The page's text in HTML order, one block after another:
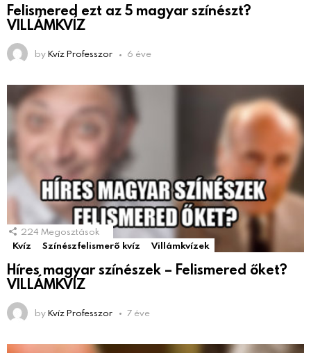
Felismered ezt az 5 magyar színészt?
VILLÁMKVÍZ
byKvíz Professzor 6 éve
224 Megosztások
Kvíz
Színészfelismerő kvíz Villámkvízek
Híres magyar színészek – Felismered őket?
VILLÁMKVÍZ
byKvíz Professzor 7 éve